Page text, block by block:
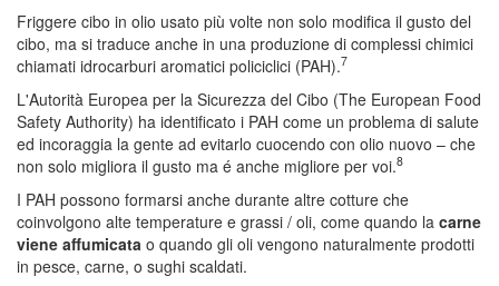
Friggere cibo in olio usato più volte non solo modifica il gusto del
cibo, ma si traduce anche in una produzione di complessi chimici
chiamati idrocarburi aromatici policiclici (PAH).7
L'Autorità Europea per la Sicurezza del Cibo (The European Food
Safety Authority) ha identificato i PAH come un problema di salute
ed incoraggia la gente ad evitarlo cuocendo con olio nuovo – che
non solo migliora il gusto ma é anche migliore per voi.8
I PAH possono formarsi anche durante altre cotture che
coinvolgono alte temperature e grassi / oli, come quando la carne
viene affumicata o quando gli oli vengono naturalmente prodotti
in pesce, carne, o sughi scaldati.